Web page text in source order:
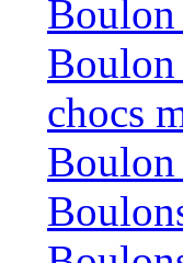
Boulon
Boulon
chocs